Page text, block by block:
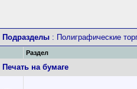
Подразделы : Полиграфические
Раздел
Печать на бумаге